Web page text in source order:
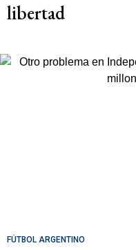
libertad
FÚTBOL ARGENTINO